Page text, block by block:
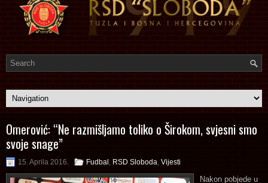
Omerović: “Ne razmišljamo toliko o Širokom, svjesni smo
svoje snage”
15. Aprila 2016. Fudbal RSD Sloboda Vijesti
Nakon pobjede u